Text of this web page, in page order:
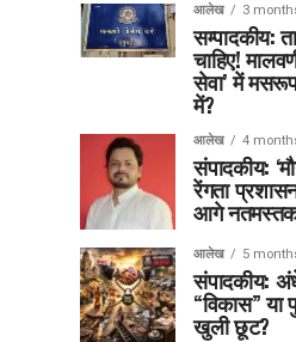
आलेख 3
सम्पादकीय:
चाहिए!
सेवा’ में
में?
आलेख 4
संपादकीय:
रेंगता
आगे
आलेख 5
संपादकीय:
“विकास”
खुली छूट?